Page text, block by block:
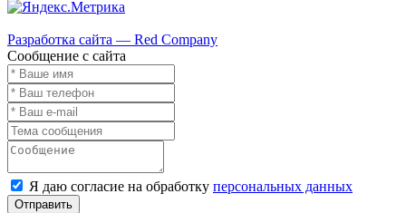
Разработка сайта — Red Company
Сообщение с сайта
Я даю согласие на обработку персональных данных
Отправить